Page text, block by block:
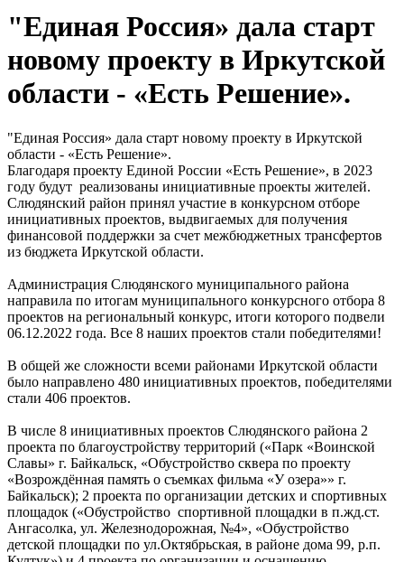
"Единая Россия» дала старт
новому проекту в Иркутской
области - «Есть Решение».
"Единая Россия» дала старт новому проекту в Иркутской
области - «Есть Решение».
Благодаря проекту Единой России «Есть Решение», в 2023
году будут реализованы инициативные проекты жителей.
Слюдянский район принял участие в конкурсном отборе
инициативных проектов, выдвигаемых для получения
финансовой поддержки за счет межбюджетных трансфертов
из бюджета Иркутской области.
Администрация Слюдянского муниципального района
направила по итогам муниципального конкурсного отбора 8
проектов на региональный конкурс, итоги которого подвели
06.12.2022 года. Все 8 наших проектов стали победителями!
В общей же сложности всеми районами Иркутской области
было направлено 480 инициативных проектов, победителями
стали 406 проектов.
В числе 8 инициативных проектов Слюдянского района 2
проекта по благоустройству территорий («Парк «Воинской
Славы» г. Байкальск, «Обустройство сквера по проекту
«Возрождённая память о съемках фильма «У озера»» г.
Байкальск); 2 проекта по организации детских и спортивных
площадок («Обустройство спортивной площадки в п.жд.ст.
Ангасолка, ул. Железнодорожная, №4», «Обустройство
детской площадки по ул.Октябрьская, в районе дома 99, р.п.